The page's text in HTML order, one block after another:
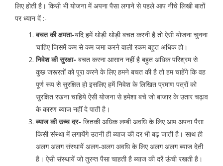
लिए होती है। किसी भी योजना में अपना पैसा लगाने से पहले आप नीचे लिखी बातों
पर ध्यान दें :-
बचत की क्षमता-यदि हमें थोड़ी थोड़ी बचत करनी है तो ऐसी योजना चुनना
चाहिए जिसमें कम से कम जमा करने वाली रकम बहुत अधिक हो।
निवेश की सुरक्षा- बचत करना आसान नहीं है बहुत अधिक परिश्रम से
कुछ जरूरतों को पूरा करने के लिए हमने बचत की है तो हम चाहेंगे कि वह
पूर्ण रूप से सुरक्षित हो इसलिए हमें निवेश के लिखित प्रमाण पत्रों को
सुरक्षित रखना चाहिये ऐसी योजना से हमेशा बचे जो बाजार के उतार चढ़ाव
के कारण ब्याज नहीं दे पाती है।
ब्याज की उच्च दर- जितकी अधिक लम्बी अवधि के लिए आप अपना पैसा
किसी संस्था में लगायेंगे उतनी ही ब्याज की दर भी बढ़ जाती है। साथ ही
अलग अलग संस्थायें अलग-अलग अवधि के लिए अलग अलग ब्याज देती
है। ऐसी संस्थायें जो तुरन्त पैसा चाहती है ब्याज की दरें ऊंची रखती है।